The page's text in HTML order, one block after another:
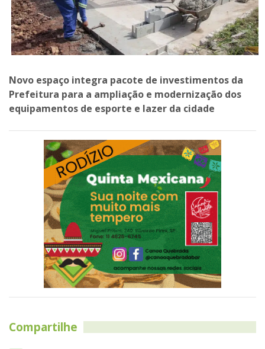
Novo espaço integra pacote de investimentos da
Prefeitura para a ampliação e modernização dos
equipamentos de esporte e lazer da cidade
Compartilhe